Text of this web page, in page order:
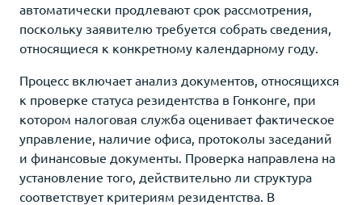
автоматически продлевают срок рассмотрения,
поскольку заявителю требуется собрать сведения,
относящиеся к конкретному календарному году.
Процесс включает анализ документов, относящихся
к проверке статуса резидентства в Гонконге, при
котором налоговая служба оценивает фактическое
управление, наличие офиса, протоколы заседаний
и финансовые документы. Проверка направлена на
установление того, действительно ли структура
соответствует критериям резидентства. В